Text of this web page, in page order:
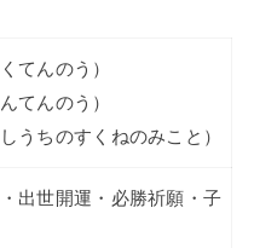
てんのう）
てんのう）
うちのすくねのみこと）
出世開運・必勝祈願・子